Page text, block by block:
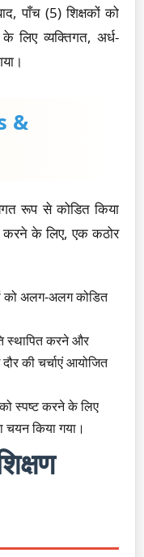
पाँच (5) शिक्षकों को
लिए व्यक्तिगत, अर्ध-
&
रूप से कोडित किया
करने के लिए, एक कठोर
को अलग-अलग कोडित
स्थापित करने और
की चर्चाएं आयोजित
को स्पष्ट करने के लिए
चयन किया गया।